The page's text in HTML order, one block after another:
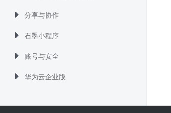
分享与协作
石墨小程序
账号与安全
华为云企业版